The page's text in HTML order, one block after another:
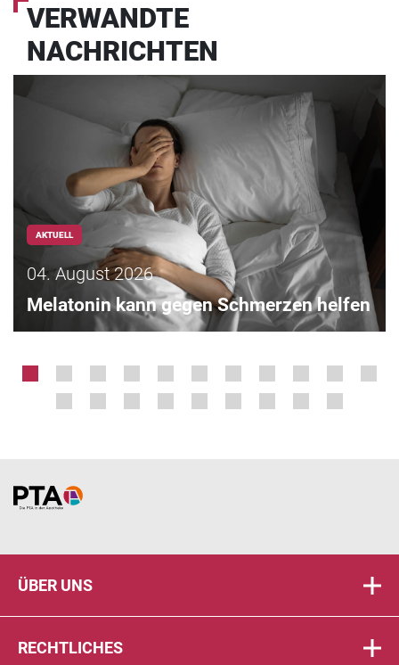
VERWANDTE
NACHRICHTEN
AKTUELL
04. August 2026
Melatonin kann gegen Schmerzen helfen
Home
ÜBER UNS
RECHTLICHES